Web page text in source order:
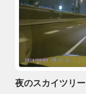
夜のスカイツリー